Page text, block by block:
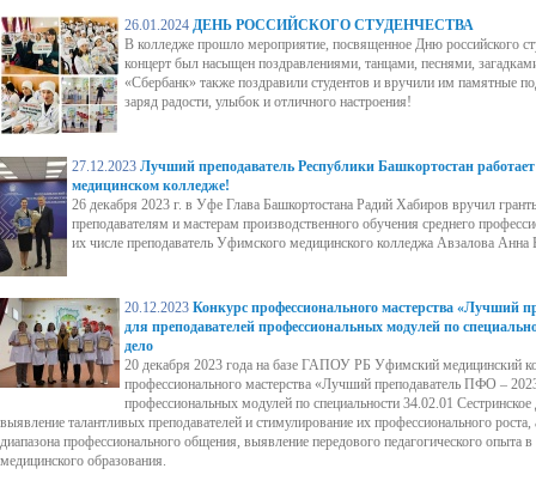
26.01.2024 ДЕНЬ РОССИЙСКОГО СТУДЕНЧЕСТВА
В колледже прошло мероприятие, посвященное Дню российского
концерт был насыщен поздравлениями, танцами, песнями,
«Сбербанк» также поздравили студентов и вручили им памятные
заряд радости, улыбок и отличного настроения!
27.12.2023 Лучший преподаватель Республики Башкортостан
медицинском колледже!
26 декабря 2023 г. в Уфе Глава Башкортостана Радий Хабиров вручил
преподавателям и мастерам производственного обучения среднего
их числе преподаватель Уфимского медицинского колледжа Авзалова
20.12.2023 Конкурс профессионального мастерства «Лучший
для преподавателей профессиональных модулей по
дело
20 декабря 2023 года на базе ГАПОУ РБ Уфимский медицинский
профессионального мастерства «Лучший преподаватель ПФО –
профессиональных модулей по специальности 34.02.01
выявление талантливых преподавателей и стимулирование их профессионального
диапазона профессионального общения, выявление передового педагогического опыта в
медицинского образования.